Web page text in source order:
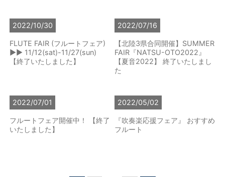
2022/10/30
FLUTE FAIR (フルートフェア)
▶▶ 11/12(sat)-11/27(sun)
【終了いたしました】
2022/07/16
【北陸3県合同開催】SUMMER
FAIR『NATSU-OTO2022』
【夏音2022】 終了いたしまし
た
2022/07/01
フルートフェア開催中！ 【終了
いたしました】
2022/05/02
『吹奏楽応援フェア』 おすすめ
フルート